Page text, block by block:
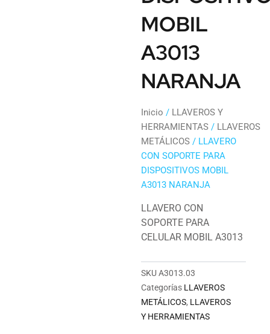
MOBIL
A3013
NARANJA
Inicio / LLAVEROS Y
HERRAMIENTAS / LLAVEROS
METÁLICOS / LLAVERO
CON SOPORTE PARA
DISPOSITIVOS MOBIL
A3013 NARANJA
LLAVERO CON
SOPORTE PARA
CELULAR MOBIL A3013
SKUA3013.03
Categorías LLAVEROS
METÁLICOS, LLAVEROS
Y HERRAMIENTAS